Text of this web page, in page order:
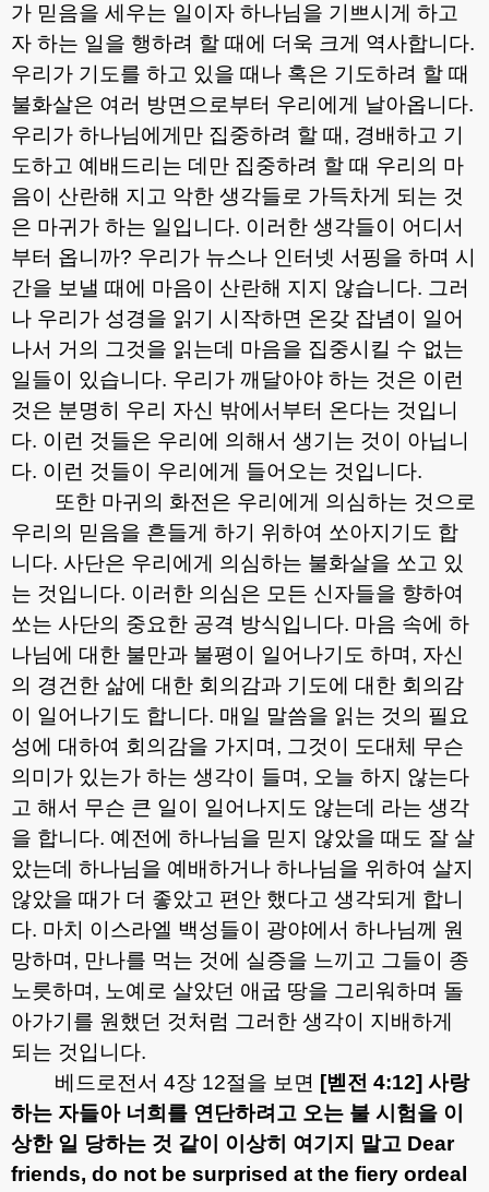
가 믿음을 세우는 일이자 하나님을 기쁘시게 하고
자 하는 일을 행하려 할 때에 더욱 크게 역사합니다.
우리가 기도를 하고 있을 때나 혹은 기도하려 할 때
불화살은 여러 방면으로부터 우리에게 날아옵니다.
우리가 하나님에게만 집중하려 할 때 , 경배하고 기
도하고 예배드리는 데만 집중하려 할 때 우리의 마
음이 산란해 지고 악한 생각들로 가득차게 되는 것
은 마귀가 하는 일입니다. 이러한 생각들이 어디서
부터 옵니까? 우리가 뉴스나 인터넷 서핑을 하며 시
간을 보낼 때에 마음이 산란해 지지 않습니다. 그러
나 우리가 성경을 읽기 시작하면 온갖 잡념이 일어
나서 거의 그것을 읽는데 마음을 집중시킬 수 없는
일들이 있습니다. 우리가 깨달아야 하는 것은 이런
것은 분명히 우리 자신 밖에서부터 온다는 것입니
다. 이런 것들은 우리에 의해서 생기는 것이 아닙니
다. 이런 것들이 우리에게 들어오는 것입니다.
또한 마귀의 화전은 우리에게 의심하는 것으로
우리의 믿음을 흔들게 하기 위하여 쏘아지기도 합
니다. 사단은 우리에게 의심하는 불화살을 쏘고 있
는 것입니다. 이러한 의심은 모든 신자들을 향하여
쏘는 사단의 중요한 공격 방식입니다. 마음 속에 하
나님에 대한 불만과 불평이 일어나기도 하며 , 자신
의 경건한 삶에 대한 회의감과 기도에 대한 회의감
이 일어나기도 합니다. 매일 말씀을 읽는 것의 필요
성에 대하여 회의감을 가지며 , 그것이 도대체 무슨
의미가 있는가 하는 생각이 들며 , 오늘 하지 않는다
고 해서 무슨 큰 일이 일어나지도 않는데 라는 생각
을 합니다. 예전에 하나님을 믿지 않았을 때도 잘 살
았는데 하나님을 예배하거나 하나님을 위하여 살지
않았을 때가 더 좋았고 편안 했다고 생각되게 합니
다. 마치 이스라엘 백성들이 광야에서 하나님께 원
망하며 , 만나를 먹는 것에 실증을 느끼고 그들이 종
노릇하며 , 노예로 살았던 애굽 땅을 그리워하며 돌
아가기를 원했던 것처럼 그러한 생각이 지배하게
되는 것입니다.
베드로전서 4장 12절을 보면 [벧전 4:12] 사랑
하는 자들아 너희를 연단하려고 오는 불 시험을 이
상한 일 당하는 것 같이 이상히 여기지 말고 Dear
friends, do not be surprised at the fiery ordeal